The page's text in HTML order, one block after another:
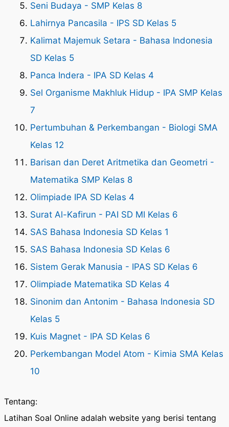
Seni Budaya - SMP Kelas 8
Lahirnya Pancasila - IPS SD Kelas 5
Kalimat Majemuk Setara - Bahasa Indonesia
SD Kelas 5
Panca Indera - IPA SD Kelas 4
Sel Organisme Makhluk Hidup - IPA SMP Kelas
7
Pertumbuhan & Perkembangan - Biologi SMA
Kelas 12
Barisan dan Deret Aritmetika dan Geometri -
Matematika SMP Kelas 8
Olimpiade IPA SD Kelas 4
Surat Al-Kafirun - PAI SD MI Kelas 6
SAS Bahasa Indonesia SD Kelas 1
SAS Bahasa Indonesia SD Kelas 6
Sistem Gerak Manusia - IPAS SD Kelas 6
Olimpiade Matematika SD Kelas 4
Sinonim dan Antonim - Bahasa Indonesia SD
Kelas 5
Kuis Magnet - IPA SD Kelas 6
Perkembangan Model Atom - Kimia SMA Kelas
10
Tentang:
Latihan Soal Online adalah website yang berisi tentang